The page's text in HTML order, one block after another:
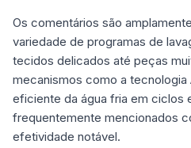
Os comentários são
variedade de programas de
tecidos delicados até peças
mecanismos como a tecnologia
eficiente da água fria em ciclos
frequentemente mencionados
efetividade notável.